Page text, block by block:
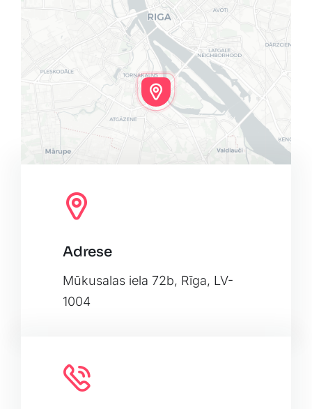
OpenStreetMap, under ODbL.
Adrese
Mūkusalas iela 72b, Rīga, LV-
1004